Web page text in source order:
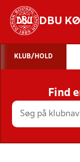
DBU
KLUB/HOLD
Find